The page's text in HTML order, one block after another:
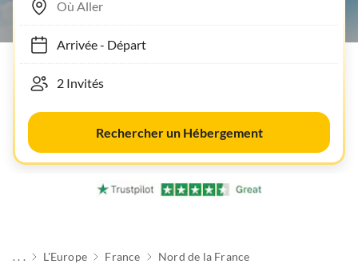
Arrivée- Départ
Rechercher un Hébergement
. . . L'Europe France Nord de la France